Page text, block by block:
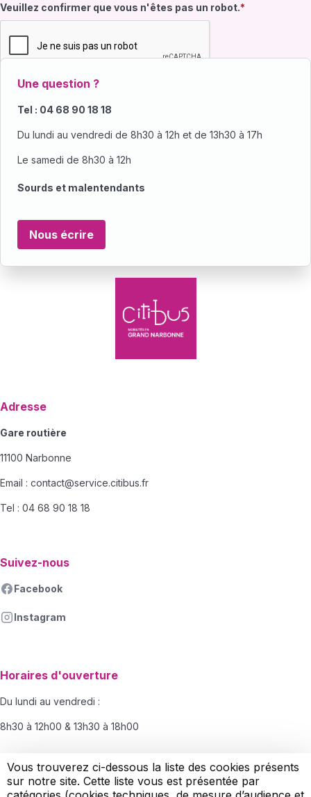
Champ requis
Veuillez confirmer que vous n'êtes pas un robot.
Une question ?
Tel : 04 68 90 18 18
Du lundi au vendredi de 8h30 à 12h et de 13h30 à 17h
Le samedi de 8h30 à 12h
Sourds et malentendants
Nous écrire
Adresse
Gare routière
11100 Narbonne
Email : contact@service.citibus.fr
Tel : 04 68 90 18 18
Suivez-nous
Facebook
Instagram
Horaires d'ouverture
Du lundi au vendredi :
8h30 à 12h00 & 13h30 à 18h00
Le samedi :
8h30-12h00
Vous trouverez ci-dessous la liste des cookies présents
sur notre site. Cette liste vous est présentée par